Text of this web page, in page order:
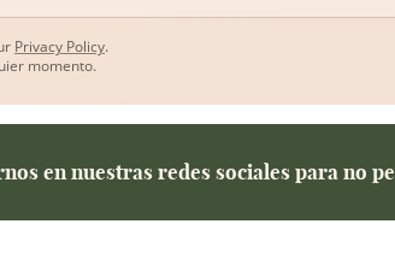
Privacy Policy.
momento.
en nuestras redes sociales para no